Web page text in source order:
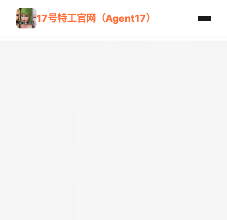
17号特工官网（Agent17）